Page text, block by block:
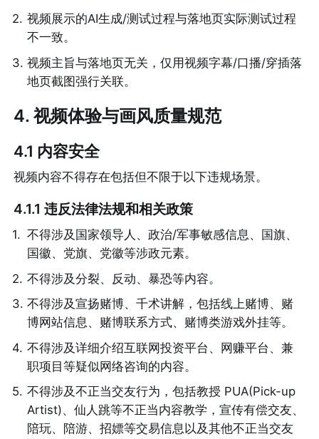
2. 视频展示的AI生成/测试过程与落地页实际测试过程
不一致。
3. 视频主旨与落地页无关，仅用视频字幕/口播/穿插落
地页截图强行关联。
4. 视频体验与画风质量规范
4.1 内容安全
视频内容不得存在包括但不限于以下违规场景。
4.1.1 违反法律法规和相关政策
1. 不得涉及国家领导人、政治/军事敏感信息、国旗、
国徽、党旗、党徽等涉政元素。
2. 不得涉及分裂、反动、暴恐等内容。
3. 不得涉及宣扬赌博、千术讲解，包括线上赌博、赌
博网站信息、赌博联系方式、赌博类游戏外挂等。
4. 不得涉及详细介绍互联网投资平台、网赚平台、兼
职项目等疑似网络咨询的内容。
5. 不得涉及不正当交友行为，包括教授 PUA(Pick-up
Artist)、仙人跳等不正当内容教学，宣传有偿交友、
陪玩、陪游、招嫖等交易信息以及其他不正当交友